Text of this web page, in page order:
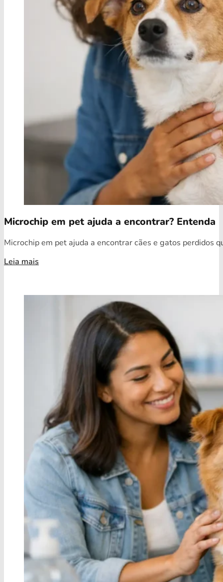
Microchip em pet ajuda a encontrar? Entenda
Microchip em pet ajuda a encontrar cães e gatos perdidos
Leia mais